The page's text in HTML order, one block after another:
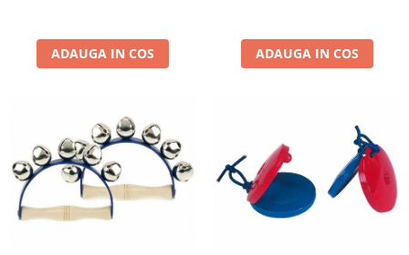
Stiinte
Mărgele de călcat HAMA
Margele HAMA MAXI
Mărgele HAMA MIDI
Mărgele HAMA MINI
Perceperea timpului - TimeTimer
Stimulare senzoriala
ADAUGA IN COS ADAUGA IN COS